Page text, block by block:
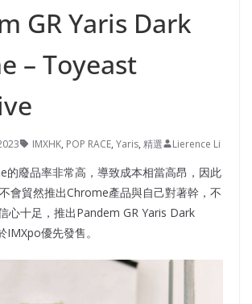
GR Yaris Dark
– Toyeast
IMXHK, POP RACE, Yaris, 精選 Lierence Li
的廢品率非常高，導致成本相當高昂，因此
會貿然推出Chrome產品與自己對著幹，不
心十足，推出Pandem GR Yaris Dark
優先發售。